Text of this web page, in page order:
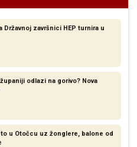
Državnoj završnici HEP turnira u
odlazi na gorivo? Nova
u Otočcu uz žonglere, balone od